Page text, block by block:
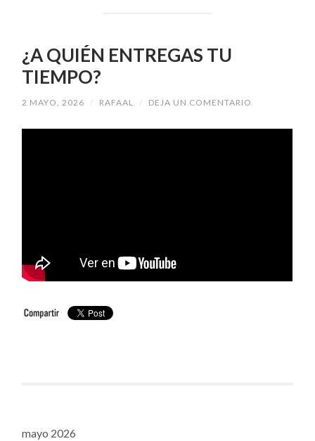
¿A QUIÉN ENTREGAS TU
TIEMPO?
2 MAYO, 2026 / RAFAAL / DEJA UN COMENTARIO
mayo 2026